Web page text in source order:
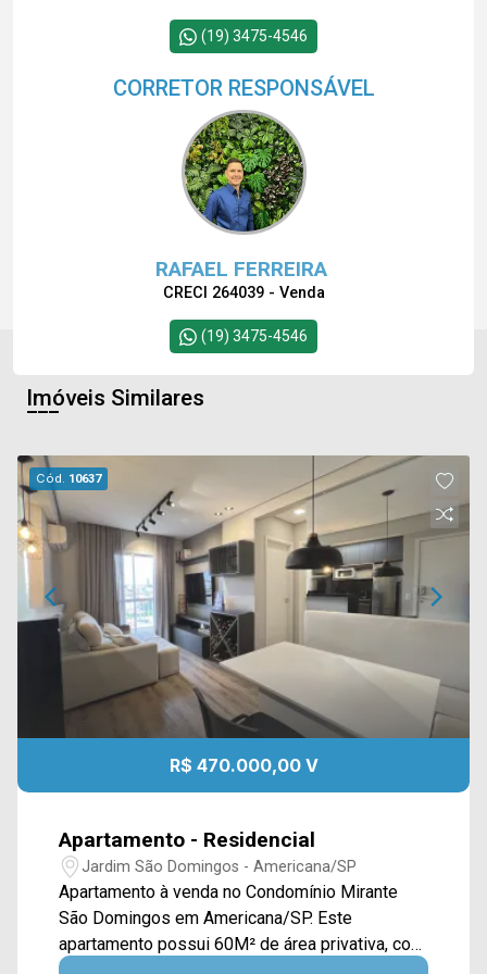
(19) 3475-4546
CORRETOR RESPONSÁVEL
RAFAEL FERREIRA
CRECI 264039 - Venda
(19) 3475-4546
Imóveis Similares
Cód. 10637
R$ 470.000,00 V
Apartamento - Residencial
Jardim São Domingos - Americana/SP
Apartamento à venda no Condomínio Mirante
São Domingos em Americana/SP. Este
apartamento possui 60M² de área privativa, com